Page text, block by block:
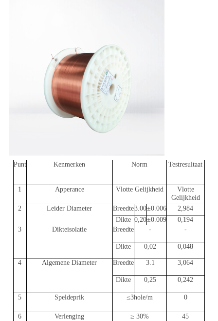
Punt Kenmerken Norm Testresultaat
1 Apperance Vlotte Gelijkheid
Vlotte
Gelijkheid
2
Leider Diameter Breedte3.00±0.006
2,984
Dikte 0,20±0.009
0,194
3
Dikteisolatie Breedte - -
Dikte 0,02 0,048
4 Algemene Diameter Breedte 3.1 3,064
Dikte 0,25 0,242
5 Speldeprik ≤3hole/m 0
6 Verlenging ≥ 30% 45